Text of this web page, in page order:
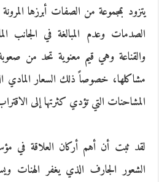
يتزود بمجموعة من الصفات أبرزها
الصدمات وعدم المبالغة في الجانب
والقناعة وهي قيم معنوية تحد من
مشاكلها، خصوصاً ذلك السعار المادي
المشاحنات التي تؤدي كثرتها إلى
لقد ثبت أن أهم أركان العلاقة في
الشعور الجارف الذي يغفر الهنات